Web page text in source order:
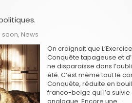
soon, News
On craignait que
Conquête tapageuse et
ne disparaisse dans
été. C’est même tout le
Conquête, réduite en
franco-belge qui l’a
analogue. Encore une …